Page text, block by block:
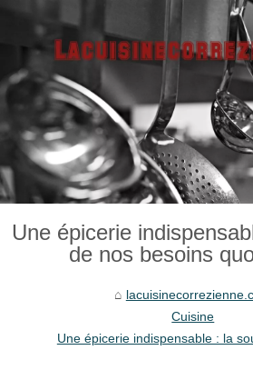
Une épicerie
de nos besoins
Cuisine
Une épicerie indispensable : la